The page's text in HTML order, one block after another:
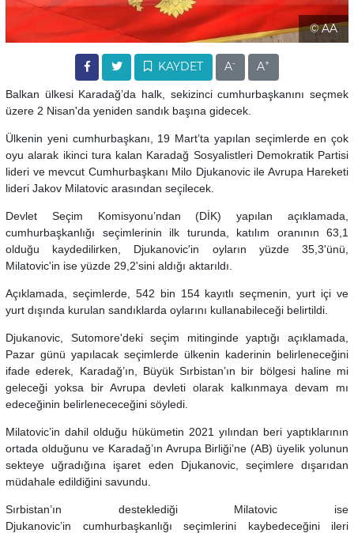
© AA
KAYDET A- A+
Balkan ülkesi Karadağ’da halk, sekizinci cumhurbaşkanını seçmek
üzere 2 Nisan'da yeniden sandık başına gidecek.
Ülkenin yeni cumhurbaşkanı, 19 Mart’ta yapılan seçimlerde en çok
oyu alarak ikinci tura kalan Karadağ Sosyalistleri Demokratik Partisi
lideri ve mevcut Cumhurbaşkanı Milo Djukanovic ile Avrupa Hareketi
lideri Jakov Milatovic arasından seçilecek.
Devlet Seçim Komisyonu’ndan (DİK) yapılan açıklamada,
cumhurbaşkanlığı seçimlerinin ilk turunda, katılım oranının 63,1
olduğu kaydedilirken, Djukanovic'in oyların yüzde 35,3'ünü,
Milatovic'in ise yüzde 29,2'sini aldığı aktarıldı.
Açıklamada, seçimlerde, 542 bin 154 kayıtlı seçmenin, yurt içi ve
yurt dışında kurulan sandıklarda oylarını kullanabileceği belirtildi.
Djukanovic, Sutomore'deki seçim mitinginde yaptığı açıklamada,
Pazar günü yapılacak seçimlerde ülkenin kaderinin belirleneceğini
ifade ederek, Karadağ’ın, Büyük Sırbistan’ın bir bölgesi haline mi
geleceği yoksa bir Avrupa devleti olarak kalkınmaya devam mı
edeceğinin belirlenececeğini söyledi.
Milatovic’in dahil olduğu hükümetin 2021 yılından beri yaptıklarının
ortada olduğunu ve Karadağ’ın Avrupa Birliği’ne (AB) üyelik yolunun
sekteye uğradığına işaret eden Djukanovic, seçimlere dışarıdan
müdahale edildiğini savundu.
Sırbistan’ın desteklediği Milatovic ise
Djukanovic’in cumhurbaşkanlığı seçimlerini kaybedeceğini ileri